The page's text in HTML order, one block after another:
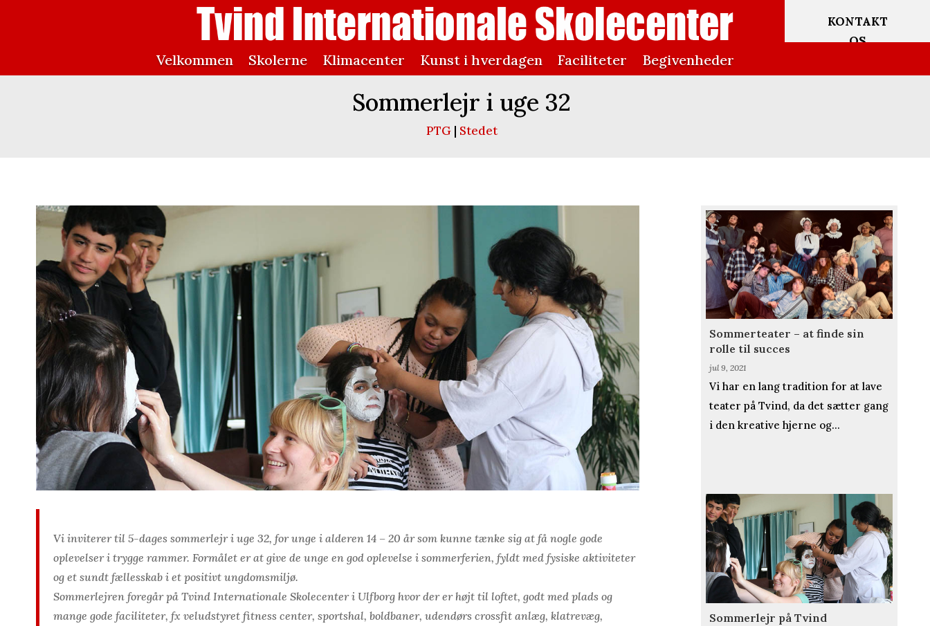
KONTAKT
OS
Velkommen Skolerne Klimacenter Kunst i hverdagen Faciliteter Begivenheder
Sommerlejr i uge 32
PTG| Stedet
Vi inviterer til 5-dages sommerlejr i uge 32, for unge i alderen 14 – 20 år som kunne tænke sig at få nogle gode
oplevelser i trygge rammer. Formålet er at give de unge en god oplevelse i sommerferien, fyldt med fysiske aktiviteter
og et sundt fællesskab i et positivt ungdomsmiljø.
Sommerlejren foregår på Tvind Internationale Skolecenter i Ulfborg hvor der er højt til loftet, godt med plads og
mange gode faciliteter, fx veludstyret fitness center, sportshal, boldbaner, udendørs crossfit anlæg, klatrevæg,
Sommerteater – at finde sin
rolle til succes
jul 9, 2021
Vi har en lang tradition for at lave
teater på Tvind, da det sætter gang
i den kreative hjerne og...
Sommerlejr på Tvind